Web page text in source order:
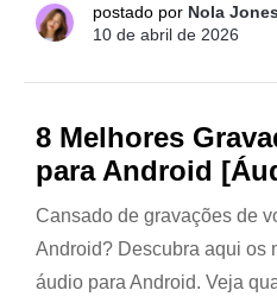
postado por Nola
10 de abril de 2026
8 Melhores
para Android
Cansado de gravações de
Android? Descubra aqui os
áudio para Android. Veja